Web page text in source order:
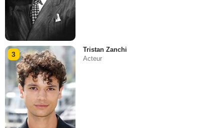
3
Tristan Zanchi
Acteur